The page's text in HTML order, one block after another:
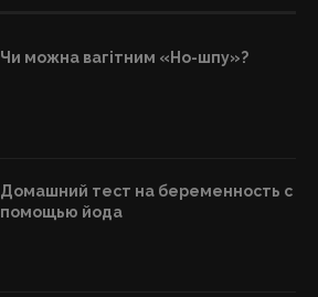
Чи можна вагітним «Но-шпу»?
Домашний тест на беременность с
помощью йода